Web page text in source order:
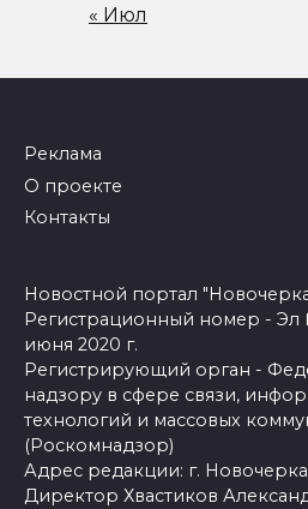
« Июл
Реклама
О проекте
Контакты
Новостной портал
Регистрационный номер - Эл
июня 2020 г.
Регистрирующий орган -
надзору в сфере связи,
технологий и массовых
(Роскомнадзор)
Адрес редакции: г.
Директор Хвастиков